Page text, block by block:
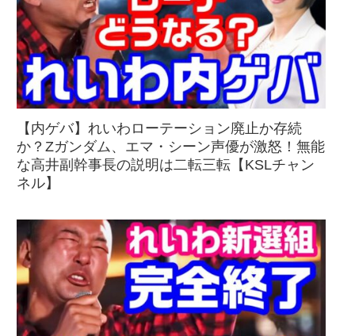
【内ゲバ】れいわローテーション廃止か存続
か？Zガンダム、エマ・シーン声優が激怒！無能
な高井副幹事長の説明は二転三転【KSLチャン
ネル】